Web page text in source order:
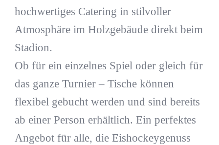
hochwertiges Catering in stilvoller
Atmosphäre im Holzgebäude direkt beim
Stadion.
Ob für ein einzelnes Spiel oder gleich für
das ganze Turnier – Tische können
flexibel gebucht werden und sind bereits
ab einer Person erhältlich. Ein perfektes
Angebot für alle, die Eishockeygenuss